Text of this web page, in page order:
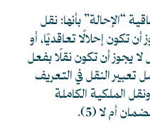
“الإحالة” بأنها: نقل
تكون إحلالًا تعاقديًا، أو
لا يجوز أن تكون نقلًا بفعل
تعبير النقل في التعريف
الملكية الكاملة
أم لا(5)
.